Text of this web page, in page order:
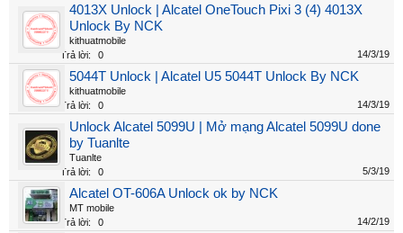
4013X Unlock | Alcatel OneTouch Pixi 3 (4) 4013X
Unlock By NCK
kithuatmobile
Trả lời:
0 14/3/19
5044T Unlock | Alcatel U5 5044T Unlock By NCK
kithuatmobile
Trả lời:
0 14/3/19
Unlock Alcatel 5099U | Mở mạng Alcatel 5099U done
by Tuanlte
Tuanlte
Trả lời:
0 5/3/19
Alcatel OT-606A Unlock ok by NCK
MT mobile
Trả lời:
0 14/2/19